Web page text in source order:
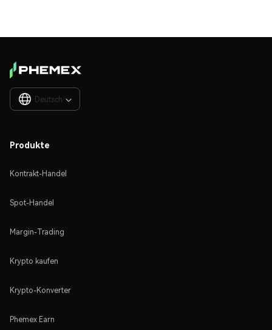
Deutsch 
Produkte
Kontrakt-Handel
Spot-Handel
Margin-Trading
Krypto kaufen
Krypto-Konverter
Phemex Earn